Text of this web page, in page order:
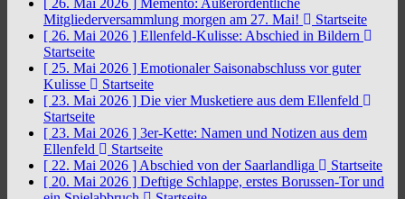
[ 26. Mai 2026 ] Memento: Außerordentliche
Mitgliederversammlung morgen am 27. Mai!
Startseite
[ 26. Mai 2026 ] Ellenfeld-Kulisse: Abschied in Bildern
Startseite
[ 25. Mai 2026 ] Emotionaler Saisonabschluss vor guter
Kulisse
Startseite
[ 23. Mai 2026 ] Die vier Musketiere aus dem Ellenfeld
Startseite
[ 23. Mai 2026 ] 3er-Kette: Namen und Notizen aus dem
Ellenfeld
Startseite
[ 22. Mai 2026 ] Abschied von der Saarlandliga
Startseite
[ 20. Mai 2026 ] Deftige Schlappe, erstes Borussen-Tor und